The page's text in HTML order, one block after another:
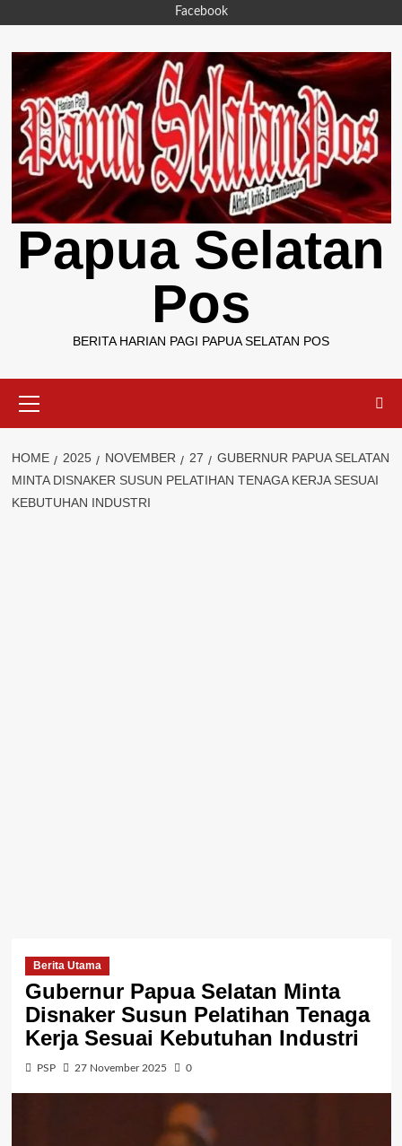
content
Facebook
Papua Selatan
Pos
BERITA HARIAN PAGI PAPUA SELATAN POS
Menu
HOME 2025 NOVEMBER 27
GUBERNUR PAPUA SELATAN
MINTA DISNAKER SUSUN PELATIHAN TENAGA KERJA SESUAI
KEBUTUHAN INDUSTRI
Berita Utama
Gubernur Papua Selatan Minta
Disnaker Susun Pelatihan Tenaga
Kerja Sesuai Kebutuhan Industri
PSP 27 November 2025 0